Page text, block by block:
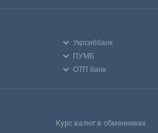
Укрсиббанк
ПУМБ
ОТП банк
Курс валют в обменниках